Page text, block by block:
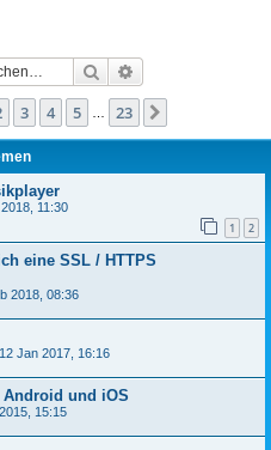
Suche
23
3 4 5 23
11:30
1 2
eine SSL / HTTPS
2018, 08:36
12 Jan 2017, 16:16
Android und iOS
15:15